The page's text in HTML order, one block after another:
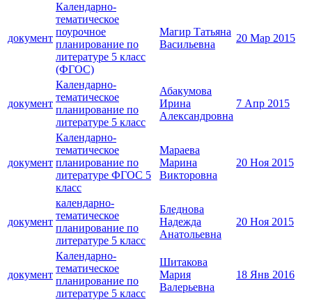
документ
Календарно-
тематическое
поурочное
планирование по
литературе 5 класс
(ФГОС)
Магир Татьяна
Васильевна
20 Мар 2015
документ
Календарно-
тематическое
планирование по
литературе 5 класс
Абакумова
Ирина
Александровна
7 Апр 2015
документ
Календарно-
тематическое
планирование по
литературе ФГОС 5
класс
Мараева
Марина
Викторовна
20 Ноя 2015
документ
календарно-
тематическое
планирование по
литературе 5 класс
Бледнова
Надежда
Анатольевна
20 Ноя 2015
документ
Календарно-
тематическое
планирование по
литературе 5 класс
Шитакова
Мария
Валерьевна
18 Янв 2016